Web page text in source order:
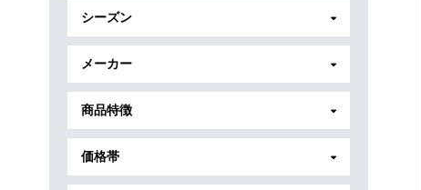
シーズン
メーカー
商品特徴
価格帯